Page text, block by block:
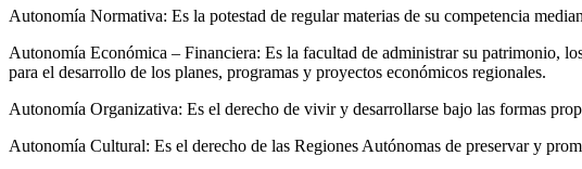
Autonomía Normativa: Es la potestad de regular materias de su competencia
Autonomía Económica – Financiera: Es la facultad de administrar su patrimonio,
para el desarrollo de los planes, programas y proyectos económicos regionales.
Autonomía Organizativa: Es el derecho de vivir y desarrollarse bajo las formas
Autonomía Cultural: Es el derecho de las Regiones Autónomas de preservar y